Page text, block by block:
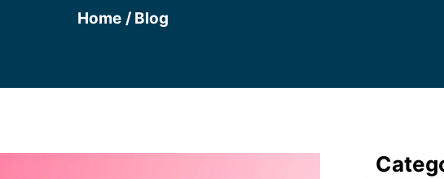
Home / Blog